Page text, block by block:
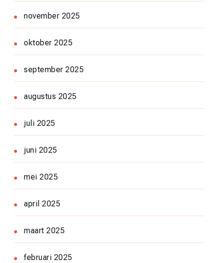
november 2025
oktober 2025
september 2025
augustus 2025
juli 2025
juni 2025
mei 2025
april 2025
maart 2025
februari 2025